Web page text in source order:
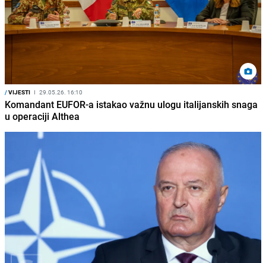
/VIJESTI I 29.05.26. 16:10
Komandant EUFOR-a istakao važnu ulogu italijanskih snaga
u operaciji Althea